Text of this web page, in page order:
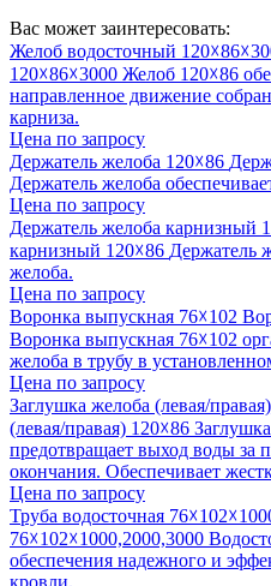
Вас может заинтересовать:
Желоб водосточный
120☓86☓3000 Желоб 120☓86
направленное движение
карниза.
Цена по запросу
Держатель желоба 120☓86
Держатель желоба
Цена по запросу
Держатель желоба карнизный
карнизный 120☓86 Держатель
желоба.
Цена по запросу
Воронка выпускная 76☓102
Воронка выпускная 76☓102
желоба в трубу в
Цена по запросу
Заглушка желоба (левая/
(левая/правая) 120☓86
предотвращает выход воды за
окончания. Обеспечивает
Цена по запросу
Труба водосточная
76☓102☓1000,2000,3000
обеспечения надежного и